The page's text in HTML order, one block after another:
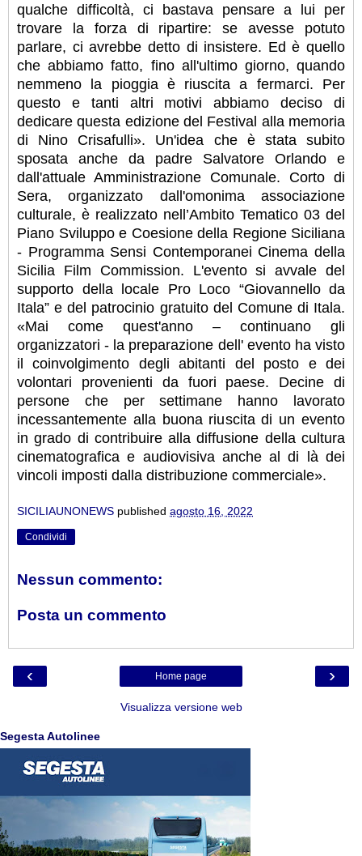
qualche difficoltà, ci bastava pensare a lui per
trovare la forza di ripartire: se avesse potuto
parlare, ci avrebbe detto di insistere. Ed è quello
che abbiamo fatto, fino all'ultimo giorno, quando
nemmeno la pioggia è riuscita a fermarci. Per
questo e tanti altri motivi abbiamo deciso di
dedicare questa edizione del Festival alla memoria
di Nino Crisafulli». Un'idea che è stata subito
sposata anche da padre Salvatore Orlando e
dall'attuale Amministrazione Comunale. Corto di
Sera, organizzato dall'omonima associazione
culturale, è realizzato nell’Ambito Tematico 03 del
Piano Sviluppo e Coesione della Regione Siciliana
- Programma Sensi Contemporanei Cinema della
Sicilia Film Commission. L'evento si avvale del
supporto della locale Pro Loco “Giovannello da
Itala” e del patrocinio gratuito del Comune di Itala.
«Mai come quest'anno – continuano gli
organizzatori - la preparazione dell' evento ha visto
il coinvolgimento degli abitanti del posto e dei
volontari provenienti da fuori paese. Decine di
persone che per settimane hanno lavorato
incessantemente alla buona riuscita di un evento
in grado di contribuire alla diffusione della cultura
cinematografica e audiovisiva anche al di là dei
vincoli imposti dalla distribuzione commerciale».
SICILIAUNONEWS published agosto 16, 2022
Condividi
Nessun commento:
Posta un commento
‹ ›
Home page
Visualizza versione web
Segesta Autolinee